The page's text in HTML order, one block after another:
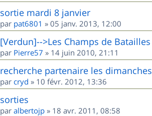
sortie mardi 8 janvier
par pat6801 » 05 janv. 2013, 12:00
[Verdun]-->Les Champs de Batailles
par Pierre57 » 14 juin 2010, 21:11
recherche partenaire les
par cryd » 10 févr. 2012, 13:36
sorties
par albertojp » 18 avr. 2011, 08:58